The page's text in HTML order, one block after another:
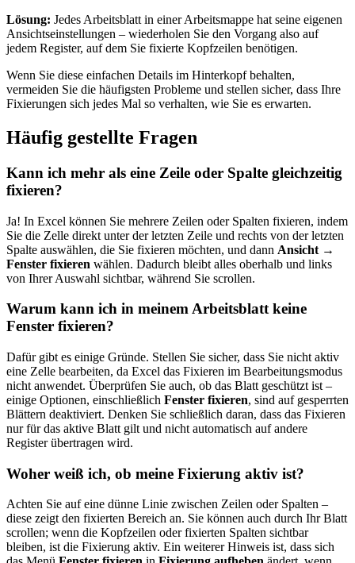
Lösung: Jedes Arbeitsblatt in einer Arbeitsmappe hat seine eigenen
Ansichtseinstellungen – wiederholen Sie den Vorgang also auf
jedem Register, auf dem Sie fixierte Kopfzeilen benötigen.
Wenn Sie diese einfachen Details im Hinterkopf behalten,
vermeiden Sie die häufigsten Probleme und stellen sicher, dass Ihre
Fixierungen sich jedes Mal so verhalten, wie Sie es erwarten.
Häufig gestellte Fragen
Kann ich mehr als eine Zeile oder Spalte gleichzeitig
fixieren?
Ja! In Excel können Sie mehrere Zeilen oder Spalten fixieren, indem
Sie die Zelle direkt unter der letzten Zeile und rechts von der letzten
Spalte auswählen, die Sie fixieren möchten, und dann Ansicht →
Fenster fixieren wählen. Dadurch bleibt alles oberhalb und links
von Ihrer Auswahl sichtbar, während Sie scrollen.
Warum kann ich in meinem Arbeitsblatt keine
Fenster fixieren?
Dafür gibt es einige Gründe. Stellen Sie sicher, dass Sie nicht aktiv
eine Zelle bearbeiten, da Excel das Fixieren im Bearbeitungsmodus
nicht anwendet. Überprüfen Sie auch, ob das Blatt geschützt ist –
einige Optionen, einschließlich Fenster fixieren, sind auf gesperrten
Blättern deaktiviert. Denken Sie schließlich daran, dass das Fixieren
nur für das aktive Blatt gilt und nicht automatisch auf andere
Register übertragen wird.
Woher weiß ich, ob meine Fixierung aktiv ist?
Achten Sie auf eine dünne Linie zwischen Zeilen oder Spalten –
diese zeigt den fixierten Bereich an. Sie können auch durch Ihr Blatt
scrollen; wenn die Kopfzeilen oder fixierten Spalten sichtbar
bleiben, ist die Fixierung aktiv. Ein weiterer Hinweis ist, dass sich